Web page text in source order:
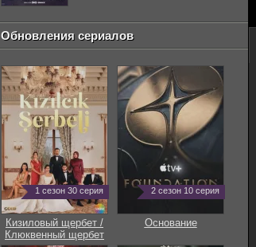
Обновления сериалов
1 сезон 30 серия
Кизиловый щербет /
Клюквенный щербет
2 сезон 10 серия
Основание